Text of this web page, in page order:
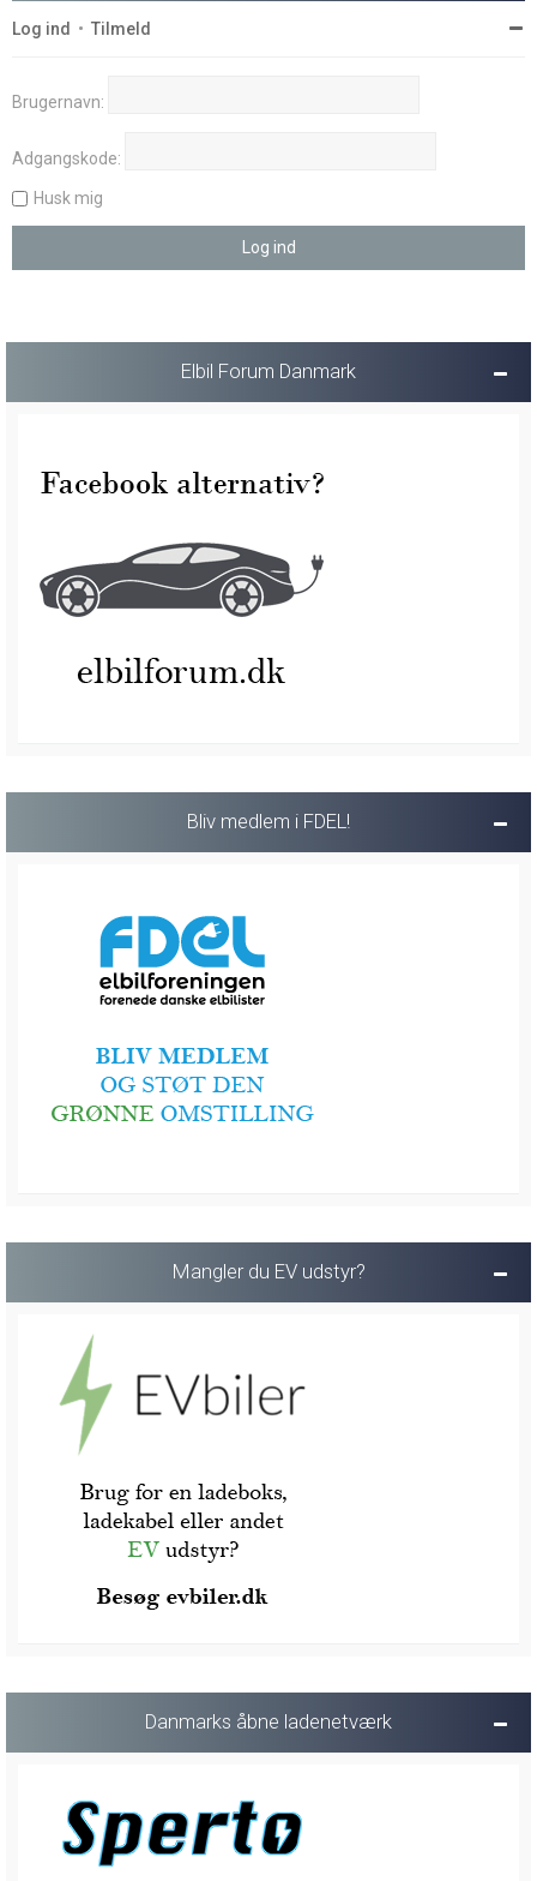
Log ind • Tilmeld
Brugernavn:
Adgangskode:
Husk mig
Elbil Forum Danmark
Bliv medlem i FDEL!
Mangler du EV udstyr?
Danmarks åbne ladenetværk